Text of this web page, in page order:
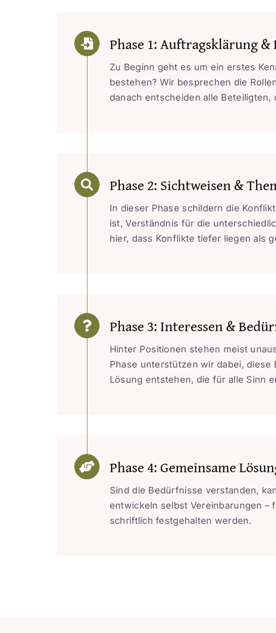
Phase 1: Auftragsklärung
Zu Beginn geht es um ein erstes
bestehen? Wir besprechen die
danach entscheiden alle
Phase 2: Sichtweisen &
In dieser Phase schildern die
ist, Verständnis für die
hier, dass Konflikte tiefer liegen als
Phase 3: Interessen &
Hinter Positionen stehen meist
Phase unterstützen wir dabei,
Lösung entstehen, die für alle Sinn
Phase 4: Gemeinsame
Sind die Bedürfnisse verstanden,
entwickeln selbst Vereinbarungen
schriftlich festgehalten werden.